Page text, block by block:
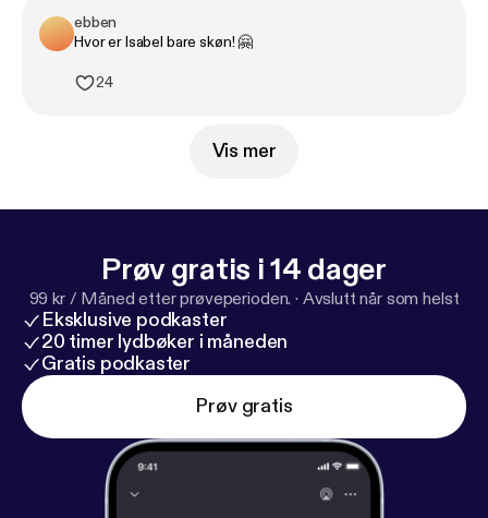
ebben
Hvor er Isabel bare skøn! 🤗
24
Vis mer
Prøv gratis i 14 dager
99 kr / Måned etter prøveperioden. · Avslutt når som helst
Eksklusive podkaster
20 timer lydbøker i måneden
Gratis podkaster
Prøv gratis